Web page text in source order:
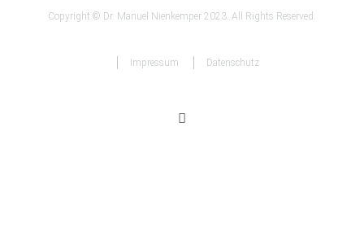
Copyright © Dr. Manuel Nienkemper 2023. All Rights Reserved.
Impressum Datenschutz